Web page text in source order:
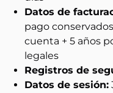
Datos de
pago
cuenta + 5 años
legales
Registros de
Datos de sesión: